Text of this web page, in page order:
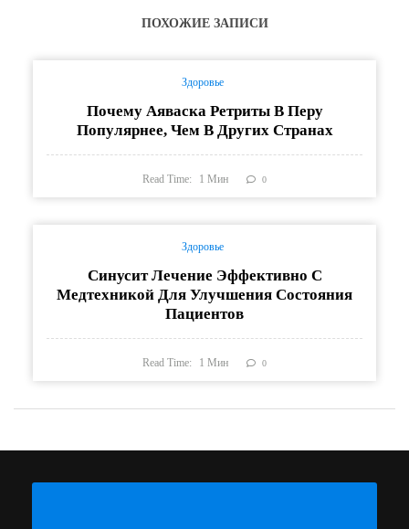
ПОХОЖИЕ ЗАПИСИ
Здоровье
Почему Аяваска Ретриты В Перу
Популярнее, Чем В Других Странах
Read Time: 1Мин 0
Здоровье
Синусит Лечение Эффективно С
Медтехникой Для Улучшения Состояния
Пациентов
Read Time: 1Мин 0